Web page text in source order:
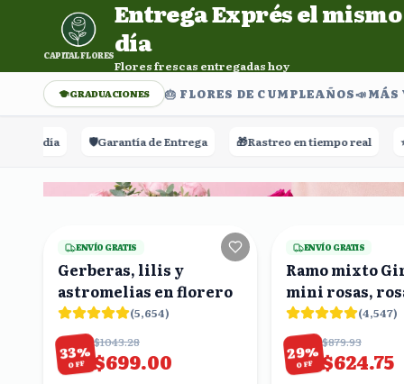
Entrega Exprés el mismo día. Flores frescas entregadas
CAPITAL FLORES
Entrega Exprés el mismo
día
Flores frescas entregadas hoy
GRADUACIONES 🎂 FLORES DE CUMPLEAÑOS📣​MÁS
🛡️Garantía de Entrega 🎁Rastreo en tiempo real ⭐⭐⭐⭐⭐
ENVÍO GRATIS
Gerberas, lilis y
astromelias en florero
(5,654)
33%
OFF
$1043.28
$699.00
ENVÍO GRATIS
Ramo mixto
mini rosas,
lirios blancos
(4,547)
29%
OFF
$879.93
$624.75